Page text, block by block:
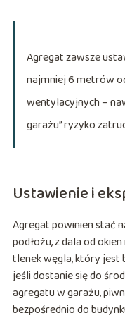
Agregat zawsze
najmniej 6 metrów
wentylacyjnych –
garażu” ryzyko
Ustawienie i
Agregat powinien stać
podłożu, z dala od
tlenek węgla, który jest
jeśli dostanie się do
agregatu w garażu,
bezpośrednio do